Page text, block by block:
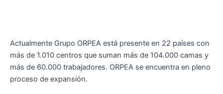
Actualmente Grupo ORPEA está presente en 22 países con
más de 1.010 centros que suman más de 104.000 camas y
más de 60.000 trabajadores. ORPEA se encuentra en pleno
proceso de expansión.